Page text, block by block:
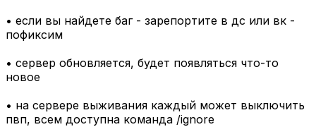
• если вы найдете баг - зарепортите в дс или вк -
пофиксим
• сервер обновляется, будет появляться что-то
новое
• на сервере выживания каждый может выключить
пвп, всем доступна команда /ignore